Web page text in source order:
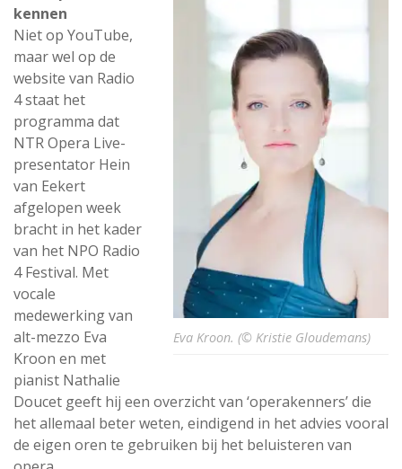
Eva Kroon. (© Kristie Gloudemans)
kennen
Niet op YouTube,
maar wel op de
website van Radio
4 staat het
programma dat
NTR Opera Live-
presentator Hein
van Eekert
afgelopen week
bracht in het kader
van het NPO Radio
4 Festival. Met
vocale
medewerking van
alt-mezzo Eva
Kroon en met
pianist Nathalie
Doucet geeft hij een overzicht van ‘operakenners’ die
het allemaal beter weten, eindigend in het advies vooral
de eigen oren te gebruiken bij het beluisteren van